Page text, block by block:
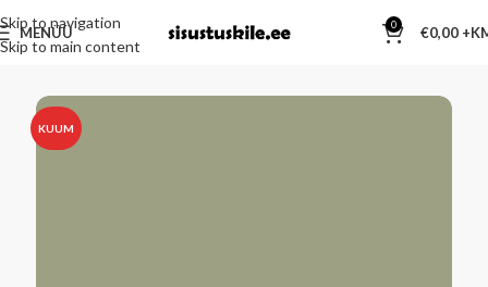
Skip to navigation
Skip to main content
MENÜÜ 0 €0,00
KUUM